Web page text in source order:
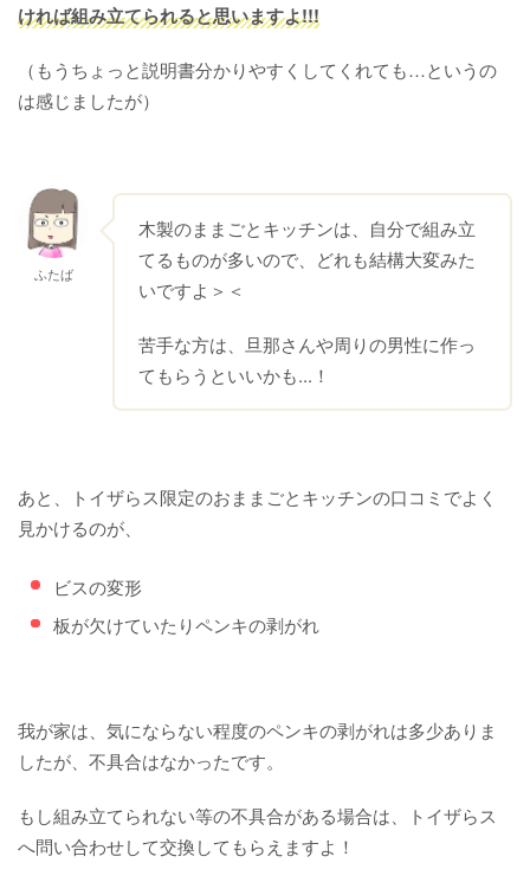
ければ組み立てられると思いますよ!!!
（もうちょっと説明書分かりやすくしてくれても…というの
は感じましたが）
ふたば
木製のままごとキッチンは、自分で組み立
てるものが多いので、どれも結構大変みた
いですよ＞＜
苦手な方は、旦那さんや周りの男性に作っ
てもらうといいかも...！
あと、トイザらス限定のおままごとキッチンの口コミでよく
見かけるのが、
ビスの変形
板が欠けていたりペンキの剥がれ
我が家は、気にならない程度のペンキの剥がれは多少ありま
したが、不具合はなかったです。
もし組み立てられない等の不具合がある場合は、トイザらス
へ問い合わせして交換してもらえますよ！